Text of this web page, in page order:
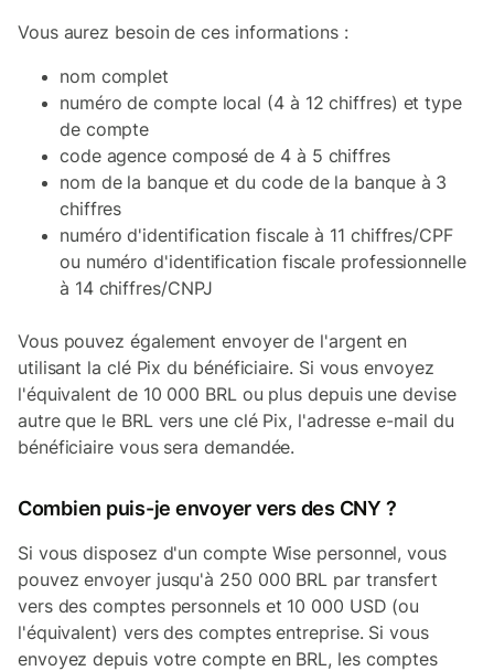
Vous aurez besoin de ces informations :
nom complet
numéro de compte local (4 à 12 chiffres) et type
de compte
code agence composé de 4 à 5 chiffres
nom de la banque et du code de la banque à 3
chiffres
numéro d'identification fiscale à 11 chiffres/CPF
ou numéro d'identification fiscale professionnelle
à 14 chiffres/CNPJ
Vous pouvez également envoyer de l'argent en
utilisant la clé Pix du bénéficiaire. Si vous envoyez
l'équivalent de 10 000 BRL ou plus depuis une devise
autre que le BRL vers une clé Pix, l'adresse e-mail du
bénéficiaire vous sera demandée.
Combien puis-je envoyer vers des CNY ?
Si vous disposez d'un compte Wise personnel, vous
pouvez envoyer jusqu'à 250 000 BRL par transfert
vers des comptes personnels et 10 000 USD (ou
l'équivalent) vers des comptes entreprise. Si vous
envoyez depuis votre compte en BRL, les comptes